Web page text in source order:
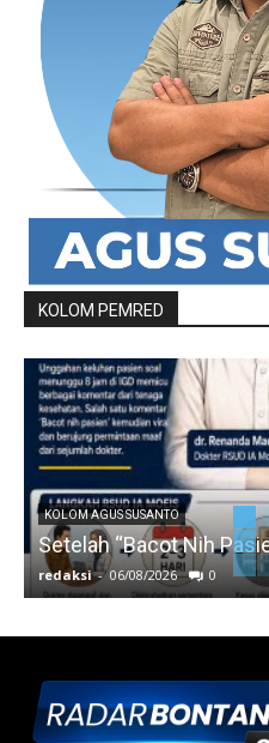
KOLOM PEMRED
KOLOM AGUS SUSANTO
Setelah “Bacot Nih
redaksi - 06/08/2026 0